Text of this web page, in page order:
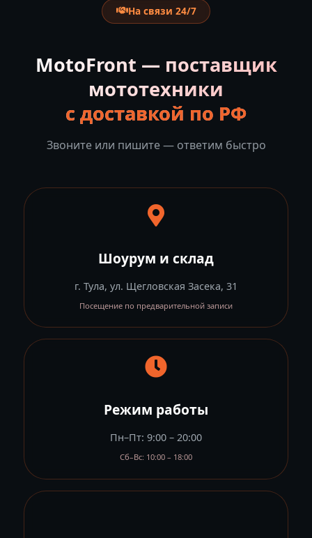
На связи 24/7
MotoFront — поставщик
мототехники
с доставкой по РФ
Звоните или пишите — ответим быстро
Шоурум и склад
г. Тула, ул. Щегловская Засека, 31
Посещение по предварительной записи
Режим работы
Пн–Пт: 9:00 – 20:00
Сб–Вс: 10:00 – 18:00